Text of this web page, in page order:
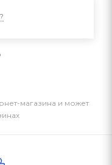
магазина и может